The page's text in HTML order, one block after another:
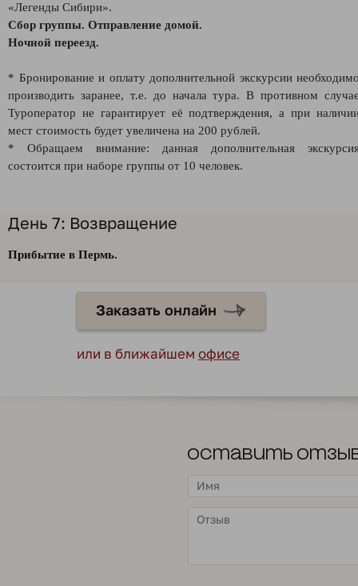
«Легенды Сибири».
Сбор группы. Отправление домой.
Ночной переезд.
* Бронирование и оплату дополнительной экскурсии
производить заранее, т.е. до начала тура. В противном
Туроператор не гарантирует её подтверждения, а при
мест стоимость будет увеличена на 200 рублей.
* Обращаем внимание: данная дополнительная
состоится при наборе группы от 10 человек.
День 7: Возвращение
Прибытие в Пермь.
Заказать онлайн
или в ближайшем офисе
Оставить